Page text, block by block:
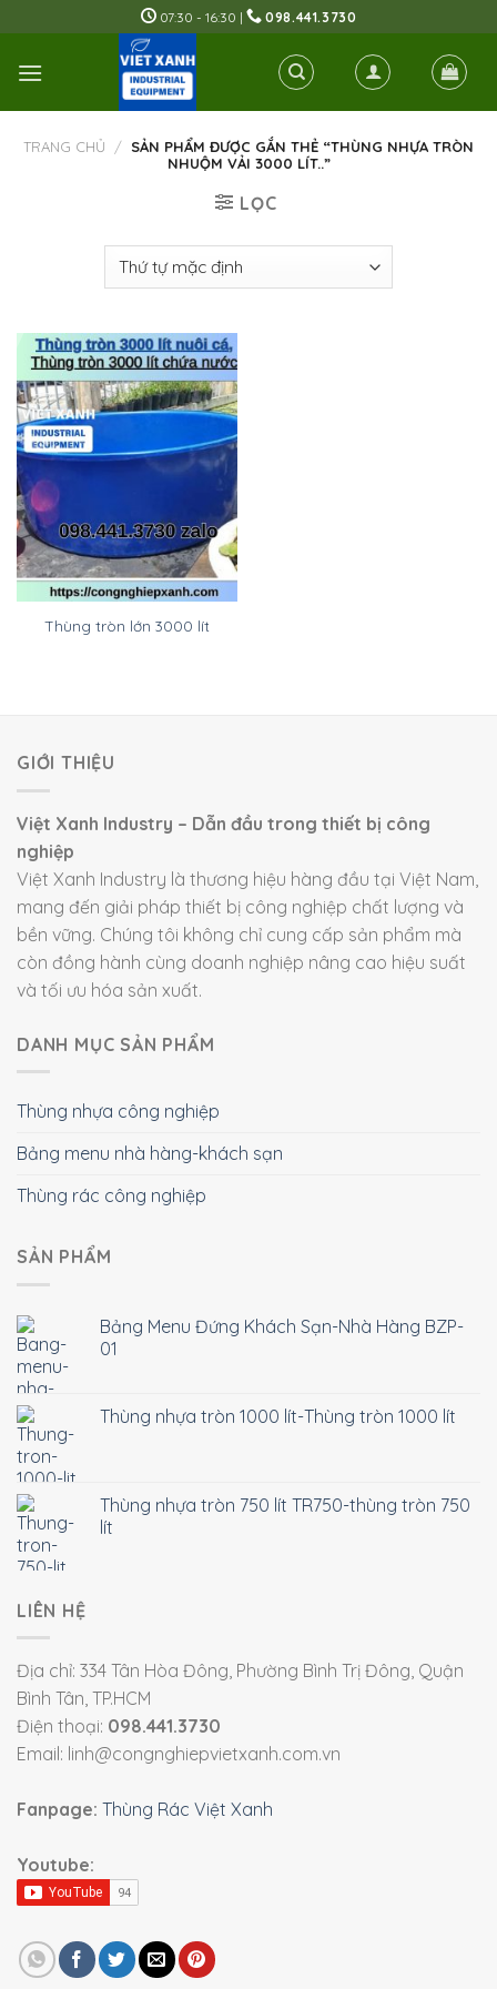
to
content
07:30 - 16:30 | 098.441.3730
TRANG CHỦ / SẢN PHẨM ĐƯỢC GẮN THẺ “THÙNG NHỰA TRÒN
NHUỘM VẢI 3000 LÍT..”
LỌC
Thùng tròn lớn 3000 lít
GIỚI THIỆU
Việt Xanh Industry – Dẫn đầu trong thiết bị công
nghiệp
Việt Xanh Industry là thương hiệu hàng đầu tại Việt Nam,
mang đến giải pháp thiết bị công nghiệp chất lượng và
bền vững. Chúng tôi không chỉ cung cấp sản phẩm mà
còn đồng hành cùng doanh nghiệp nâng cao hiệu suất
và tối ưu hóa sản xuất.
DANH MỤC SẢN PHẨM
Thùng nhựa công nghiệp
Bảng menu nhà hàng-khách sạn
Thùng rác công nghiệp
SẢN PHẨM
Bảng Menu Đứng Khách Sạn-Nhà Hàng BZP-
01
Thùng nhựa tròn 1000 lít-Thùng tròn 1000 lít
Thùng nhựa tròn 750 lít TR750-thùng tròn 750
lít
LIÊN HỆ
Địa chỉ: 334 Tân Hòa Đông, Phường Bình Trị Đông, Quận
Bình Tân, TP.HCM
Điện thoại: 098.441.3730
Email: linh@congnghiepvietxanh.com.vn
Fanpage: Thùng Rác Việt Xanh
Youtube: